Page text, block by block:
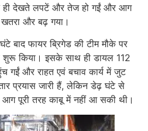
ही देखते लपटें और तेज हो गईं और आग
और बढ़ गया।
बाद फायर ब्रिगेड की टीम मौके पर
किया। इसके साथ ही डायल 112
गईं और राहत एवं बचाव कार्य में जुट
प्रयास जारी हैं, लेकिन डेढ़ घंटे से
पूरी तरह काबू में नहीं आ सकी थी।